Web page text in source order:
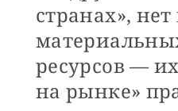
странах», нет
ресурсов —
на рынке»